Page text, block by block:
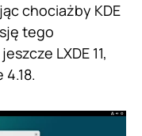
chociażby KDE
tego
LXDE 11,
4.18.